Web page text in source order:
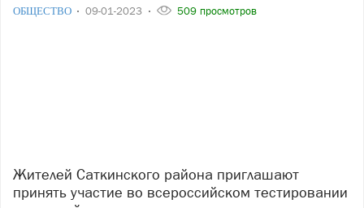
ОБЩЕСТВО 09-01-2023 509 просмотров
Жителей Саткинского района приглашают
принять участие во всероссийском тестировании